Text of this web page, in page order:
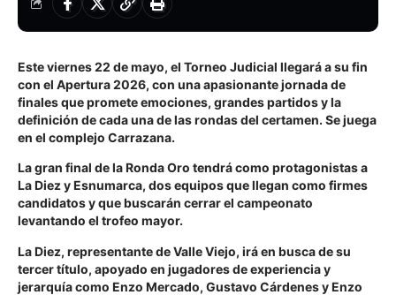
Este viernes 22 de mayo, el Torneo Judicial llegará a su fin
con el Apertura 2026, con una apasionante jornada de
finales que promete emociones, grandes partidos y la
definición de cada una de las rondas del certamen. Se juega
en el complejo Carrazana.
La gran final de la Ronda Oro tendrá como protagonistas a
La Diez y Esnumarca, dos equipos que llegan como firmes
candidatos y que buscarán cerrar el campeonato
levantando el trofeo mayor.
La Diez, representante de Valle Viejo, irá en busca de su
tercer título, apoyado en jugadores de experiencia y
jerarquía como Enzo Mercado, Gustavo Cárdenes y Enzo